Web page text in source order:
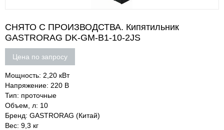
СНЯТО С ПРОИЗВОДСТВА. Кипятильник
GASTRORAG DK-GM-B1-10-2JS
Цена по запросу
Мощность: 2,20 кВт
Напряжение: 220 В
Тип: проточные
Объем, л: 10
Бренд: GASTRORAG (Китай)
Вес: 9,3 кг